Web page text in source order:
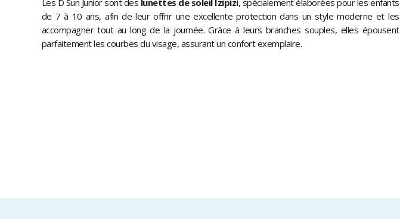
Les D Sun Junior sont des lunettes de soleil Izipizi, spécialement élaborées pour les enfants
de 7 à 10 ans, afin de leur offrir une excellente protection dans un style moderne et les
accompagner tout au long de la journée. Grâce à leurs branches souples, elles épousent
parfaitement les courbes du visage, assurant un confort exemplaire.